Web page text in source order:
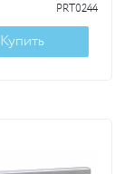
PRT0244
Купить